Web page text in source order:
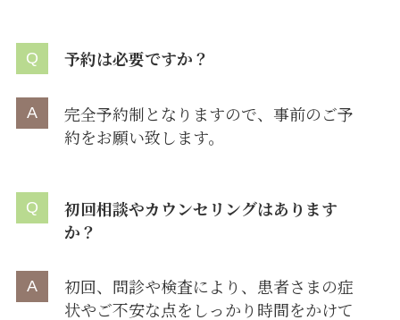
予約は必要ですか？
完全予約制となりますので、事前のご予
約をお願い致します。
初回相談やカウンセリングはあります
か？
初回、問診や検査により、患者さまの症
状やご不安な点をしっかり時間をかけて